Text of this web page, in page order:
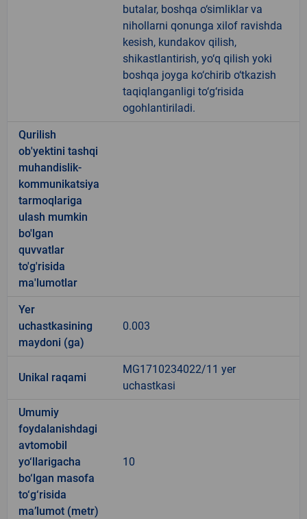
butalar, boshqa o‘simliklar va
nihollarni qonunga xilof ravishda
kesish, kundakov qilish,
shikastlantirish, yo‘q qilish yoki
boshqa joyga ko‘chirib o‘tkazish
taqiqlanganligi to‘g‘risida
ogohlantiriladi.
Qurilish
ob'yektini tashqi
muhandislik-
kommunikatsiya
tarmoqlariga
ulash mumkin
bo'lgan
quvvatlar
to'g'risida
ma'lumotlar
Yer
uchastkasining
maydoni (ga)
0.003
Unikal raqami
MG1710234022/11 yer
uchastkasi
Umumiy
foydalanishdagi
avtomobil
yo‘llarigacha
bo‘lgan masofa
to‘g‘risida
ma’lumot (metr)
10